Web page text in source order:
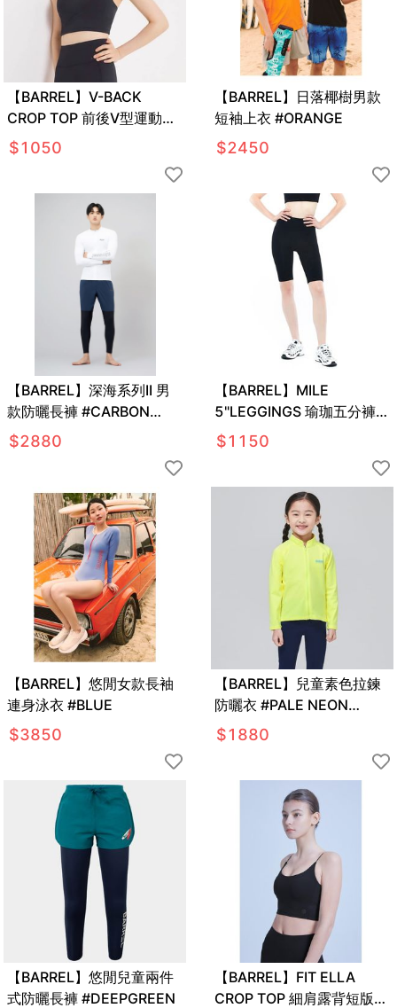
【BARREL】V-BACK
CROP TOP 前後V型運動上
衣 #BLACK
$1050
【BARREL】日落椰樹男款
短袖上衣 #ORANGE
$2450
【BARREL】深海系列II 男
款防曬長褲 #CARBON
NAVY
$2880
【BARREL】MILE
5"LEGGINGS 瑜珈五分褲
#BLACK
$1150
【BARREL】悠閒女款長袖
連身泳衣 #BLUE
$3850
【BARREL】兒童素色拉鍊
防曬衣 #PALE NEON
YELLOW
$1880
【BARREL】悠閒兒童兩件
式防曬長褲 #DEEPGREEN
【BARREL】FIT ELLA
CROP TOP 細肩露背短版背